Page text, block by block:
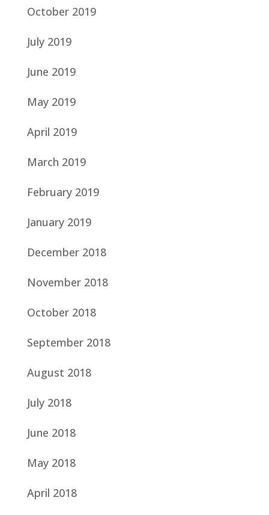
October 2019
July 2019
June 2019
May 2019
April 2019
March 2019
February 2019
January 2019
December 2018
November 2018
October 2018
September 2018
August 2018
July 2018
June 2018
May 2018
April 2018